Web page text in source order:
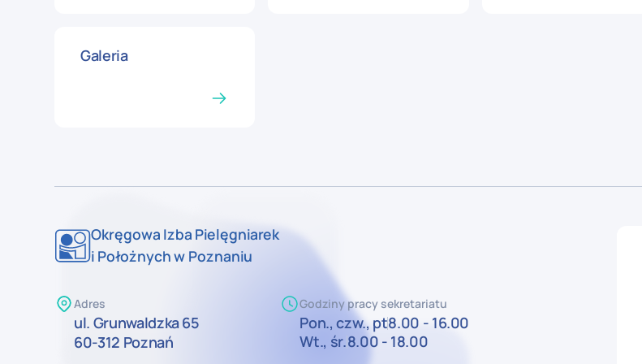
Galeria
Okręgowa Izba Pielęgniarek
i Położnych w Poznaniu
Adres
ul. Grunwaldzka 65
60-312 Poznań
Godziny pracy sekretariatu
Pon., czw., pt8.00 - 16.00
Wt., śr.8.00 - 18.00